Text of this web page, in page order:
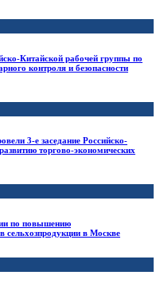
Китайской рабочей группы по
контроля и безопасности
3-е заседание Российско-
торгово-экономических
по повышению
сельхозпродукции в Москве